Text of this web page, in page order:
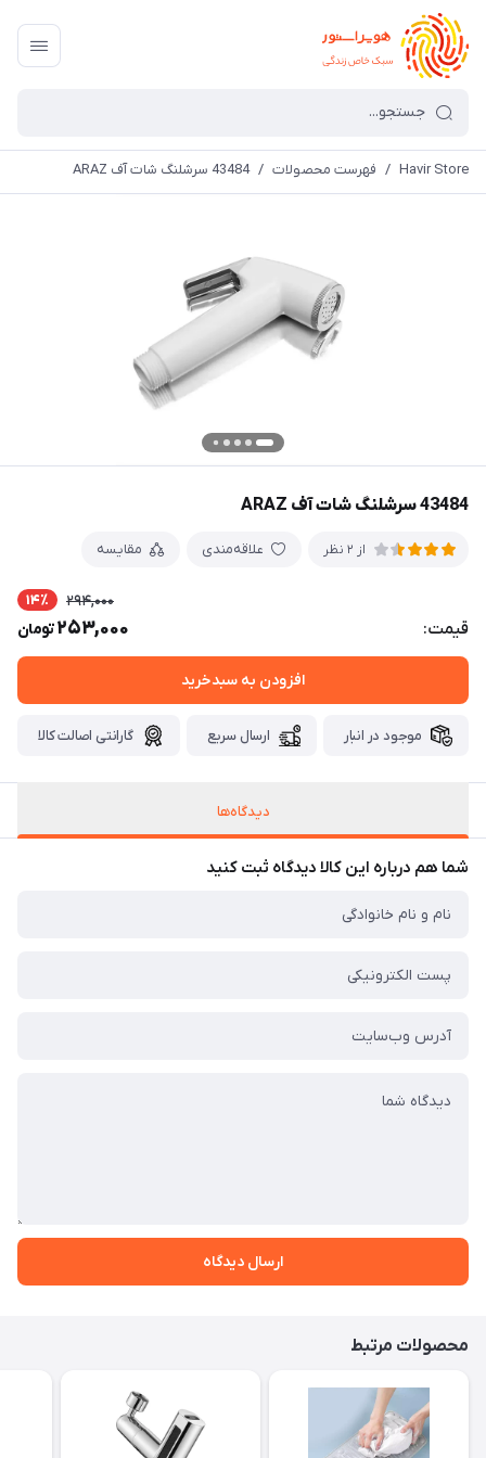
Havir Store
/ فهرست محصولات / 43484 سرشلنگ شات آف ARAZ
43484 سرشلنگ شات آف ARAZ
از 2 نظر علاقه‌مندی مقایسه
قیمت:
294,000 14٪
253,000تومان
افزودن به سبدخرید
موجود در انبار ارسال سریع گارانتی اصالت کالا
دیدگاه‌ها
شما هم درباره این کالا دیدگاه ثبت کنید
ارسال دیدگاه
محصولات مرتبط